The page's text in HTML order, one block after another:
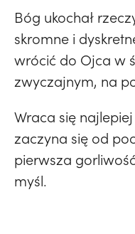
Bóg ukochał
skromne i
wrócić do Ojca w
zwyczajnym, na
Wraca się
zaczyna się od
pierwsza
myśl.